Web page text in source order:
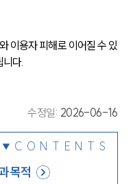
이용자 피해로 이어질 수 있
니다.
수정일: 2026-06-16
CONTENTS
목적